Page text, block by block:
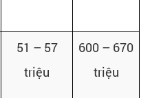
51 – 57
triệu
600 – 670
triệu